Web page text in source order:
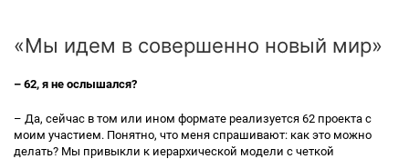
«Мы идем в совершенно новый мир»
– 62, я не ослышался?
– Да, сейчас в том или ином формате реализуется 62 проекта с
моим участием. Понятно, что меня спрашивают: как это можно
делать? Мы привыкли к иерархической модели с четкой